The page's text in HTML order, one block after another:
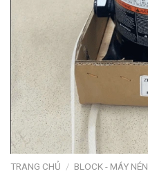
TRANG CHỦ / BLOCK - MÁY NÉN